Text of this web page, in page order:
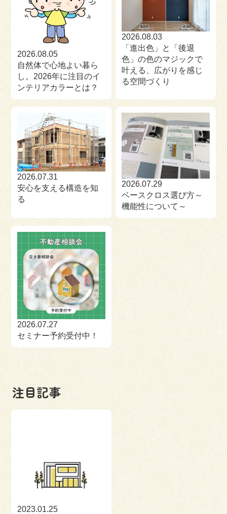
2026.08.05
自然体で心地よい暮ら
し。2026年に注目のイ
ンテリアカラーとは？
2026.08.03
「進出色」と「後退
色」の色のマジックで
叶える、広がりを感じ
る空間づくり
2026.07.31
安心を支える構造を知
る
2026.07.29
ベースクロス選び方～
機能性について～
2026.07.27
セミナー予約受付中！
注目記事
2023.01.25